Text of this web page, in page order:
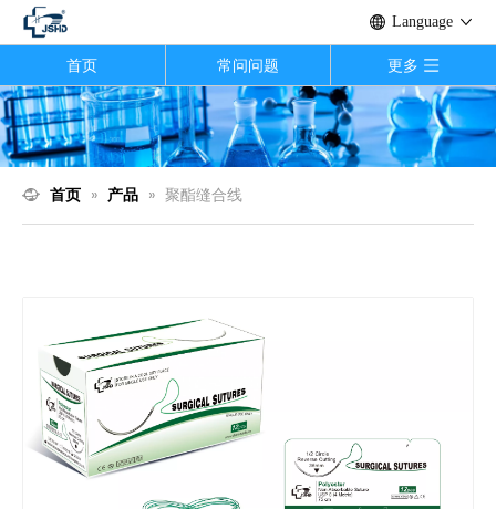
Language
首页 常问问题 更多
首页 » 产品 » 聚酯缝合线